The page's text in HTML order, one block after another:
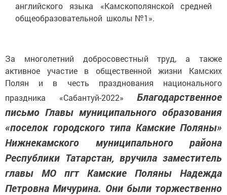
английского языка «Камскополянской средней
общеобразовательной школы №1».
За многолетний добросовестный труд, а также
активное участие в общественной жизни Камских
Полян и в честь празднования национального
праздника «Сабантуй-2022» Благодарственное
письмо Главы муниципального образования
«поселок городского типа Камские Поляны»
Нижнекамского муниципального района
Республики Татарстан, вручила заместитель
главы МО пгт Камские Поляны Надежда
Петровна Мичурина. Они были торжественно